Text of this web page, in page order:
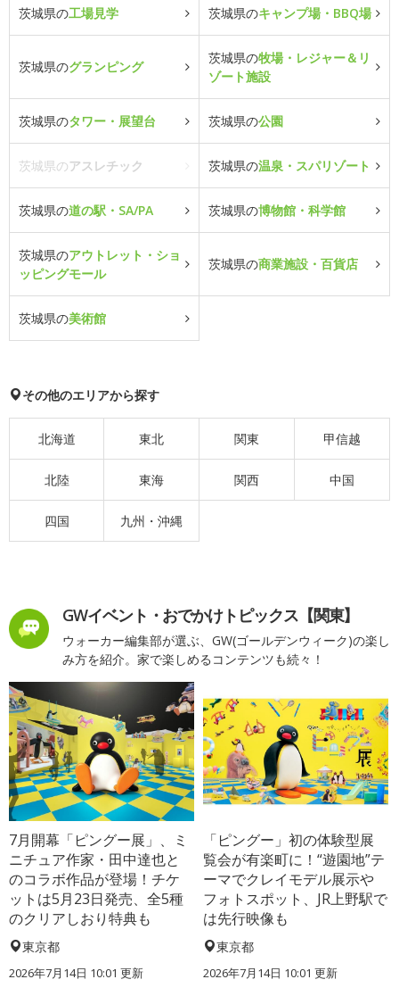
茨城県の工場見学 茨城県のキャンプ場・BBQ場
茨城県のグランピング
茨城県の牧場・レジャー＆リ
ゾート施設
茨城県のタワー・展望台 茨城県の公園
茨城県のアスレチック 茨城県の温泉・スパリゾート
茨城県の道の駅・SA/PA 茨城県の博物館・科学館
茨城県のアウトレット・ショ
ッピングモール
茨城県の商業施設・百貨店
茨城県の美術館
その他のエリアから探す
北海道 東北 関東 甲信越
北陸 東海 関西 中国
四国 九州・沖縄
GWイベント・おでかけトピックス【関東】
ウォーカー編集部が選ぶ、GW(ゴールデンウィーク)の楽し
み方を紹介。家で楽しめるコンテンツも続々！
7月開幕「ピングー展」、ミ
ニチュア作家・田中達也と
のコラボ作品が登場！チケ
ットは5月23日発売、全5種
のクリアしおり特典も
東京都
2026年7月14日 10:01 更新
「ピングー」初の体験型展
覧会が有楽町に！“遊園地”テ
ーマでクレイモデル展示や
フォトスポット、JR上野駅で
は先行映像も
東京都
2026年7月14日 10:01 更新